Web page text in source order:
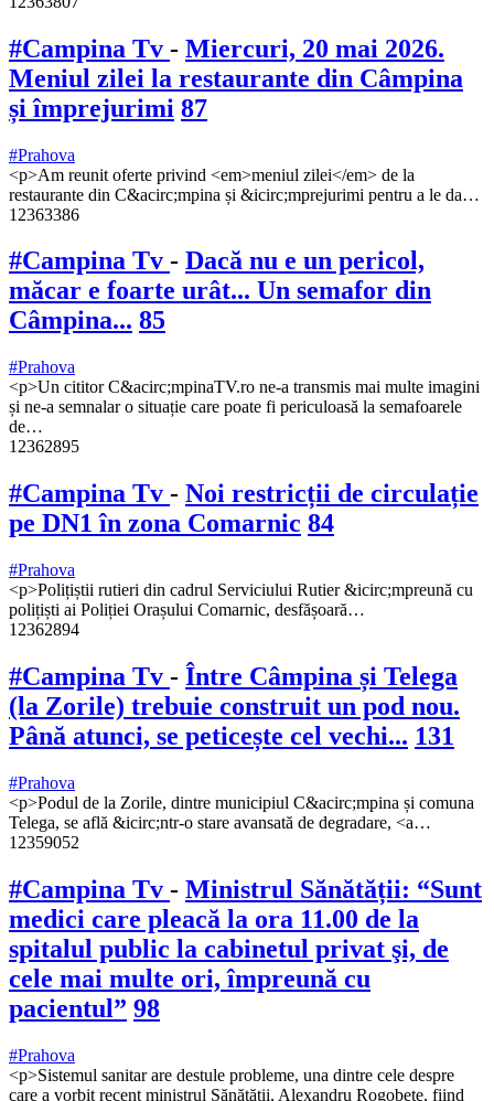
#Campina Tv - Miercuri, 20 mai 2026.
Meniul zilei la restaurante din Câmpina
și împrejurimi 87
#Prahova
<p>Am reunit oferte privind <em>meniul zilei</em> de la
restaurante din C&acirc;mpina și &icirc;mprejurimi pentru a le da…
12363386
#Campina Tv - Dacă nu e un pericol,
măcar e foarte urât... Un semafor din
Câmpina... 85
#Prahova
<p>Un cititor C&acirc;mpinaTV.ro ne-a transmis mai multe imagini
și ne-a semnalar o situație care poate fi periculoasă la semafoarele
de…
12362895
#Campina Tv - Noi restricții de circulație
pe DN1 în zona Comarnic 84
#Prahova
<p>Polițiștii rutieri din cadrul Serviciului Rutier &icirc;mpreună cu
polițiști ai Poliției Orașului Comarnic, desfășoară…
12362894
#Campina Tv - Între Câmpina și Telega
(la Zorile) trebuie construit un pod nou.
Până atunci, se peticește cel vechi... 131
#Prahova
<p>Podul de la Zorile, dintre municipiul C&acirc;mpina și comuna
Telega, se află &icirc;ntr-o stare avansată de degradare, <a…
12359052
#Campina Tv - Ministrul Sănătății: “Sunt
medici care pleacă la ora 11.00 de la
spitalul public la cabinetul privat şi, de
cele mai multe ori, împreună cu
pacientul” 98
#Prahova
<p>Sistemul sanitar are destule probleme, una dintre cele despre
care a vorbit recent ministrul Sănătății, Alexandru Rogobete, fiind